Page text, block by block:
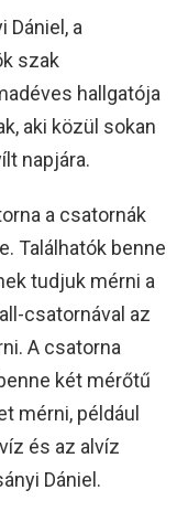
Dániel, a
szak
hallgatója
aki közül sokan
napjára.
a csatornák
Találhatók benne
tudjuk mérni a
csatornával az
A csatorna
két mérőtű
mérni, például
és az alvíz
Dániel.